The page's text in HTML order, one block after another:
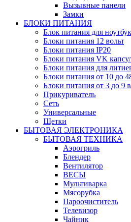
Вызывные панели
Замки
БЛОКИ ПИТАНИЯ
Блок питания для
Блоки питания 12 вольт
Блоки питания IP20
Блоки питания VK
Блоки питания для
Блоки питания от 10 до
Блоки питания от 3 до 9
Прикуриватель
Сеть
Универсальные
Щетки
БЫТОВАЯ ЭЛЕКТРОНИКА
БЫТОВАЯ ТЕХНИКА
Аэрогриль
Блендер
Вентилятор
ВЕСЫ
Мультиварка
Мясорубка
Пароочиститель
Телевизор
Чайник